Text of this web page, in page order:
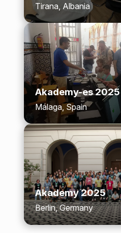
Tirana, Albania
Akademy-es 2025
Málaga, Spain
Akademy 2025
Berlin, Germany